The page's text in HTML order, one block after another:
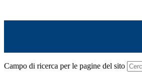
Campo di ricerca per le pagine del sito